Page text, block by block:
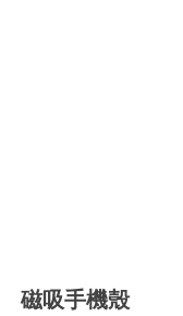
磁吸手機殼